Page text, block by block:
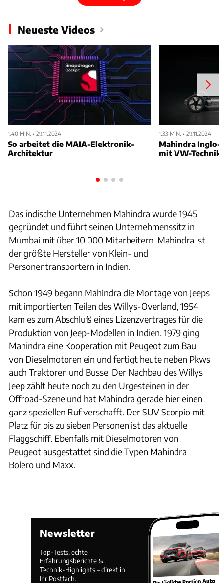
Neueste Videos
1:40 MIN. • 29.11.2024
So arbeitet die MAIA-Elektronik-
Architektur
1:33 MIN. • 29.11.2024
Mahindra
mit VW-
Das indische Unternehmen Mahindra wurde 1945
gegründet und führt seinen Unternehmenssitz in
Mumbai mit über 10 000 Mitarbeitern. Mahindra ist
der größte Hersteller von Klein- und
Personentransportern in Indien.
Schon 1949 begann Mahindra die Montage von Jeeps
mit importierten Teilen des Willys-Overland, 1954
kam es zum Abschluß eines Lizenzvertrages für die
Produktion von Jeep-Modellen in Indien. 1979 ging
Mahindra eine Kooperation mit Peugeot zum Bau
von Dieselmotoren ein und fertigt heute neben Pkws
auch Traktoren und Busse. Der Nachbau des Willys
Jeep zählt heute noch zu den Urgesteinen in der
Offroad-Szene und hat Mahindra gerade hier einen
ganz speziellen Ruf verschafft. Der SUV Scorpio mit
Platz für bis zu sieben Personen ist das aktuelle
Flaggschiff. Ebenfalls mit Dieselmotoren von
Peugeot ausgestattet sind die Typen Mahindra
Bolero und Maxx.
Newsletter
Top-Tests, echte
Erfahrungsberichte &
Technik-Highlights – direkt in
Ihr Postfach.